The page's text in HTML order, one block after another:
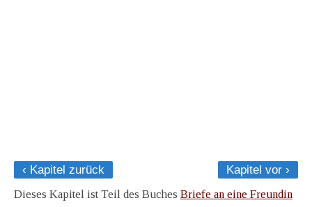
‹ Kapitel zurück
Kapitel vor ›
Dieses Kapitel ist Teil des Buches Briefe an eine Freundin